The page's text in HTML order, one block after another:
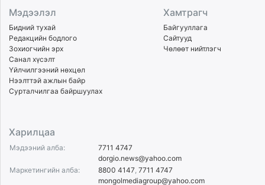
Мэдээлэл
Бидний тухай
Редакцийн бодлого
Зохиогчийн эрх
Санал хүсэлт
Үйлчилгээний нөхцөл
Нээлттэй ажлын байр
Сурталчилгаа байршуулах
Хамтрагч
Байгууллага
Сайтууд
Чөлөөт нийтлэгч
Харилцаа
Мэдээний алба:
7711 4747
dorgio.news@yahoo.com
Маркетингийн алба:
8800 4147 7711 4747
mongolmediagroup@yahoo.com